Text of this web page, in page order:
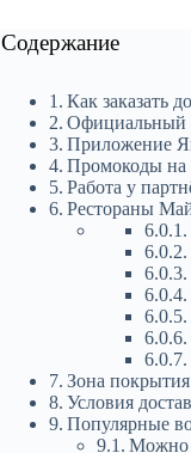
Содержание
Как заказать
Официальный
Приложение
Промокоды на
Работа у
Рестораны
Зона покрытия
Условия
Популярные
Можно